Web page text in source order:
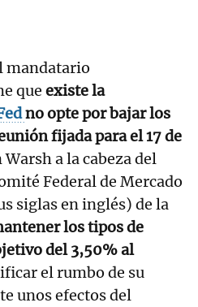
mandatario
que existe la
no opte por bajar los
fijada para el 17 de
a la cabeza del
Federal de Mercado
siglas en inglés) de la
los tipos de
del 3,50% al
el rumbo de su
unos efectos del